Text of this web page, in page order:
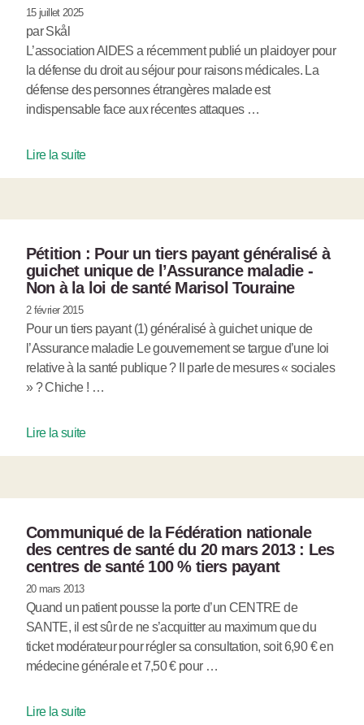
15 juillet 2025
par Skål
L’association AIDES a récemment publié un plaidoyer pour
la défense du droit au séjour pour raisons médicales. La
défense des personnes étrangères malade est
indispensable face aux récentes attaques …
Lire la suite
Pétition : Pour un tiers payant généralisé à
guichet unique de l’Assurance maladie -
Non à la loi de santé Marisol Touraine
2 février 2015
Pour un tiers payant (1) généralisé à guichet unique de
l’Assurance maladie Le gouvernement se targue d’une loi
relative à la santé publique ? Il parle de mesures « sociales
» ? Chiche ! …
Lire la suite
Communiqué de la Fédération nationale
des centres de santé du 20 mars 2013 : Les
centres de santé 100 % tiers payant
20 mars 2013
Quand un patient pousse la porte d’un CENTRE de
SANTE, il est sûr de ne s’acquitter au maximum que du
ticket modérateur pour régler sa consultation, soit 6,90 € en
médecine générale et 7,50 € pour …
Lire la suite